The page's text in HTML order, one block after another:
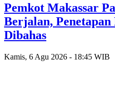
Pemkot Makassar
Berjalan,
Dibahas
Kamis, 6 Agu 2026 - 18:45 WIB